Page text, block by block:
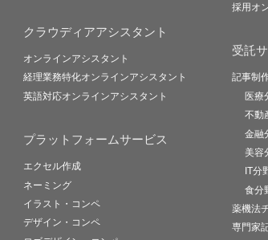
クラウディアアシスタント
オンラインアシスタント
経理業務特化オンラインアシスタント
英語対応オンラインアシスタント
プラットフォームサービス
エクセル作成
ネーミング
イラスト・コンペ
デザイン・コンペ
採用オ
受託
記事制
医療
不動
金融
美容
IT分
食分
薬機法
専門家